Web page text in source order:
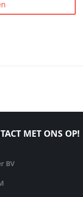
MET ONS OP!
BV